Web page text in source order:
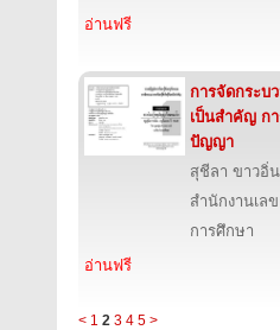
อ่านฟรี
การจัดกระบ
เป็นสำคัญ ก
ปัญญา
สุชีลา ขาวอิ่น
สำนักงานเล
การศึกษา
อ่านฟรี
< 1 2 3 4 5 >